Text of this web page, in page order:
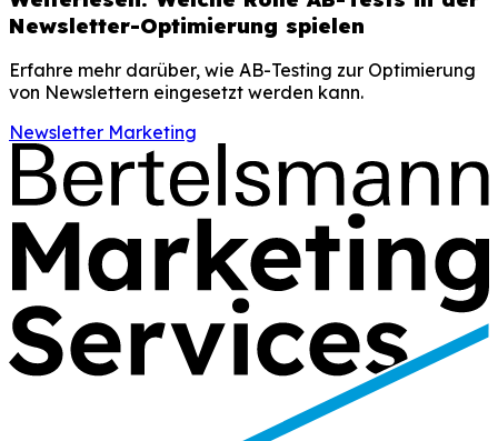
Newsletter-Optimierung spielen
Erfahre mehr darüber, wie AB-Testing zur Optimierung
von Newslettern eingesetzt werden kann.
Newsletter Marketing